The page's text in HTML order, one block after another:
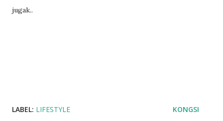
jugak..
LABEL: LIFESTYLE KONGSI